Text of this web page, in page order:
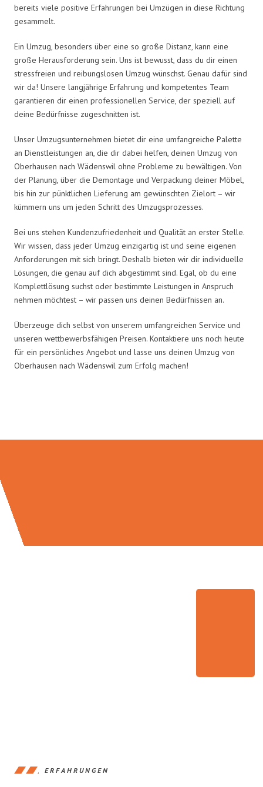
bereits viele positive Erfahrungen bei Umzügen in diese Richtung
gesammelt.
Ein Umzug, besonders über eine so große Distanz, kann eine
große Herausforderung sein. Uns ist bewusst, dass du dir einen
stressfreien und reibungslosen Umzug wünschst. Genau dafür sind
wir da! Unsere langjährige Erfahrung und kompetentes Team
garantieren dir einen professionellen Service, der speziell auf
deine Bedürfnisse zugeschnitten ist.
Unser Umzugsunternehmen bietet dir eine umfangreiche Palette
an Dienstleistungen an, die dir dabei helfen, deinen Umzug von
Oberhausen nach Wädenswil ohne Probleme zu bewältigen. Von
der Planung, über die Demontage und Verpackung deiner Möbel,
bis hin zur pünktlichen Lieferung am gewünschten Zielort – wir
kümmern uns um jeden Schritt des Umzugsprozesses.
Bei uns stehen Kundenzufriedenheit und Qualität an erster Stelle.
Wir wissen, dass jeder Umzug einzigartig ist und seine eigenen
Anforderungen mit sich bringt. Deshalb bieten wir dir individuelle
Lösungen, die genau auf dich abgestimmt sind. Egal, ob du eine
Komplettlösung suchst oder bestimmte Leistungen in Anspruch
nehmen möchtest – wir passen uns deinen Bedürfnissen an.
Überzeuge dich selbst von unserem umfangreichen Service und
unseren wettbewerbsfähigen Preisen. Kontaktiere uns noch heute
für ein persönliches Angebot und lasse uns deinen Umzug von
Oberhausen nach Wädenswil zum Erfolg machen!
ERFAHRUNGEN